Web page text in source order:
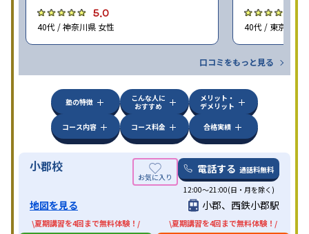
5.0
40代 / 神奈川県 女性 40代 / 東京都 女
口コミをもっと見る
塾の特徴
こんな人に
おすすめ
メリット・
デメリット
コース内容
コース料金 合格実績
小郡校 電話する 通話料無料
12:00～21:00(日・月を除く)
地図を見る 小郡、西鉄小郡駅
\夏期講習を4回まで無料体験！/ \夏期講習を4回まで無料体験！/